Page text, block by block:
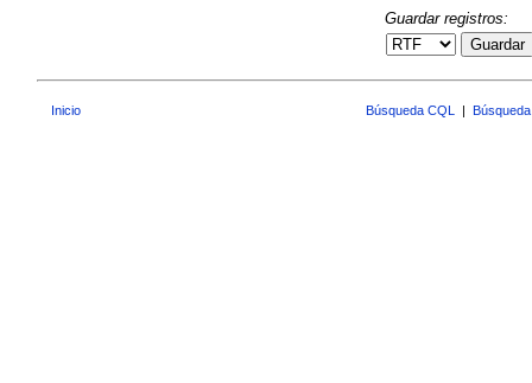
Guardar registros:
Guardar
Inicio Búsqueda CQL